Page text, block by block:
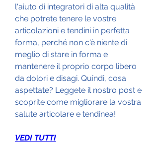
l'aiuto di integratori di alta qualità
che potrete tenere le vostre
articolazioni e tendini in perfetta
forma, perché non c'è niente di
meglio di stare in forma e
mantenere il proprio corpo libero
da dolori e disagi. Quindi, cosa
aspettate? Leggete il nostro post e
scoprite come migliorare la vostra
salute articolare e tendinea!
VEDI TUTTI